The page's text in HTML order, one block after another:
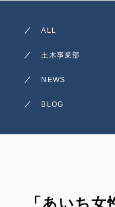
ALL
土木事業部
NEWS
BLOG
「あいち